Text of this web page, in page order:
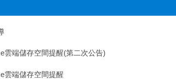
雲端儲存空間提醒(第二次公告)
雲端儲存空間提醒